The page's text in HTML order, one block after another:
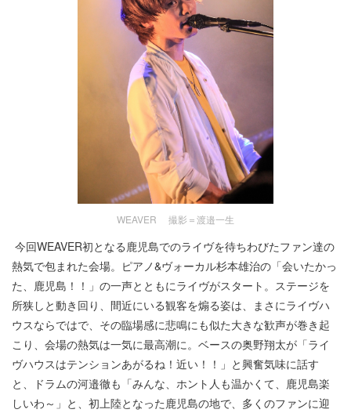
WEAVER 撮影＝渡邉一生
今回WEAVER初となる鹿児島でのライヴを待ちわびたファン達の
熱気で包まれた会場。ピアノ&ヴォーカル杉本雄治の「会いたかっ
た、鹿児島！！」の一声とともにライヴがスタート。ステージを
所狭しと動き回り、間近にいる観客を煽る姿は、まさにライヴハ
ウスならではで、その臨場感に悲鳴にも似た大きな歓声が巻き起
こり、会場の熱気は一気に最高潮に。ベースの奥野翔太が「ライ
ヴハウスはテンションあがるね！近い！！」と興奮気味に話す
と、ドラムの河邉徹も「みんな、ホント人も温かくて、鹿児島楽
しいわ～」と、初上陸となった鹿児島の地で、多くのファンに迎